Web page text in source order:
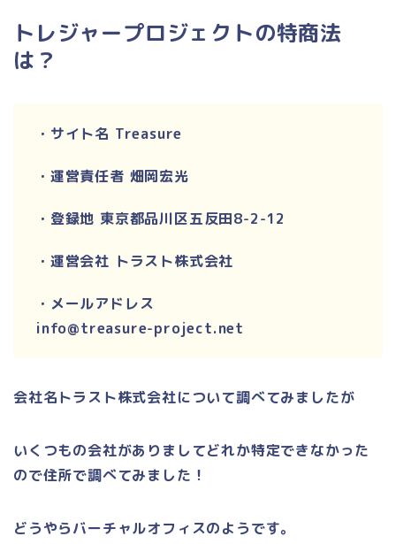
トレジャープロジェクトの特商法
は？
・サイト名 Treasure
・運営責任者 畑岡宏光
・登録地 東京都品川区五反田8-2-12
・運営会社 トラスト株式会社
・メールアドレス
info@treasure-project.net
会社名トラスト株式会社について調べてみましたが
いくつもの会社がありましてどれか特定できなかった
ので住所で調べてみました！
どうやらバーチャルオフィスのようです。